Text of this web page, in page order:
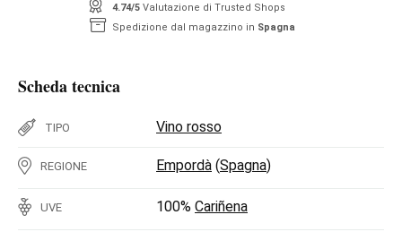
4.74/5 Valutazione di Trusted Shops
Spedizione dal magazzino in Spagna
Scheda tecnica
TIPO Vino rosso
REGIONE Empordà (Spagna)
UVE 100% Cariñena